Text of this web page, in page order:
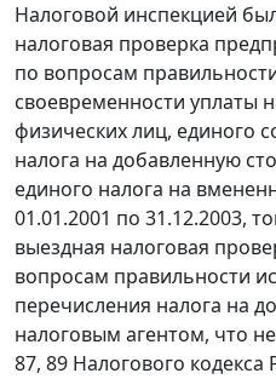
Налоговой инспекцией
налоговая проверка
по вопросам
своевременности уплаты
физических лиц, единого
налога на добавленную
единого налога на
01.01.2001 по 31.12.2003,
выездная налоговая
вопросам правильности
перечисления налога на
налоговым агентом, что
87, 89 Налогового